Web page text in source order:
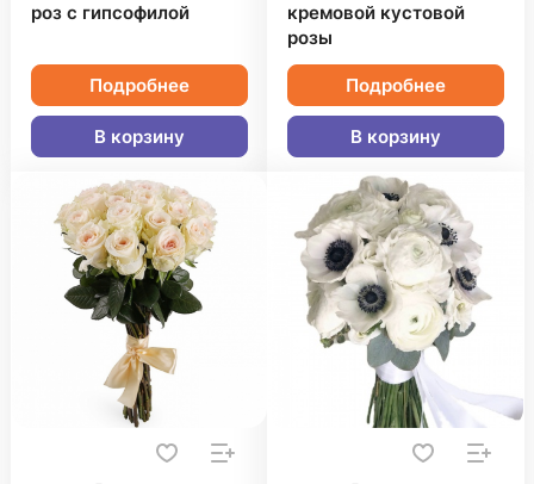
роз с гипсофилой
Подробнее
В корзину
кремовой кустовой
розы
Подробнее
В корзину